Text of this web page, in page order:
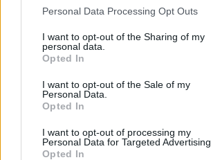
Personal Data Processing Opt Outs
I want to opt-out of the Sharing of my
personal data.
Opted In
I want to opt-out of the Sale of my
Personal Data.
Opted In
I want to opt-out of processing my
Personal Data for Targeted Advertising.
Opted In
dohled na silnicích